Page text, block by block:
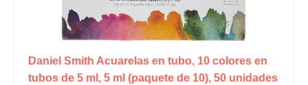
Daniel Smith Acuarelas en tubo, 10 colores en
tubos de 5 ml, 5 ml (paquete de 10), 50 unidades